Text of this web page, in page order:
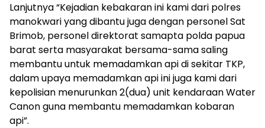
Lanjutnya “Kejadian kebakaran ini kami dari polres
manokwari yang dibantu juga dengan personel Sat
Brimob, personel direktorat samapta polda papua
barat serta masyarakat bersama-sama saling
membantu untuk memadamkan api di sekitar TKP,
dalam upaya memadamkan api ini juga kami dari
kepolisian menurunkan 2(dua) unit kendaraan Water
Canon guna membantu memadamkan kobaran
api”.